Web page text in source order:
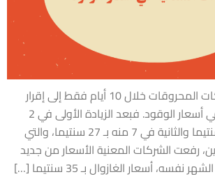
السؤال : عمدت شركات المحروقات خلال 10 أيام فقط إلى إقرار
ثلاث زيادات متتالية في أسعار الوقود. فبعد الزيادة الأولى في 2
غشت الجاري بـ 27 سنتيما والثانية في 7 منه بـ 27 سنتيما، والتي
رفعت الشركات المعنية الأسعار من جديد